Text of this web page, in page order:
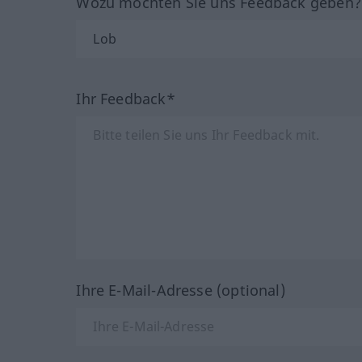
Ihr Feedback*
Ihre E-Mail-Adresse (optional)